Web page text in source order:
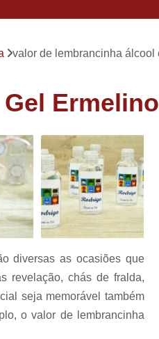
de Bem Casado
Bem
Maternidade
Bem
Bem Nascidos para Festa
Charuto de Chocolate Batizado
de Chocolate Chá de Bebê
Charuto de Chocolate
de Chocolate Maternidade
de Chocolate para Nascimento
de Chocolate Recheado
valor de lembrancinha
diversas as ocasiões que
revelação, chás de fralda,
seja memorável também
o valor de lembrancinha